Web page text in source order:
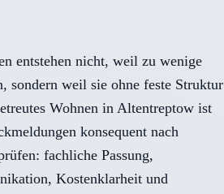
entstehen nicht, weil zu wenige
sondern weil sie ohne feste Struktur
Wohnen in Altentreptow ist
konsequent nach
fachliche Passung,
Kostenklarheit und